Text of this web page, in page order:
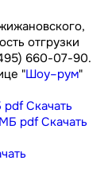
отгрузки
660-07-90.
"Шоу–рум"
pdf Скачать
pdf Скачать